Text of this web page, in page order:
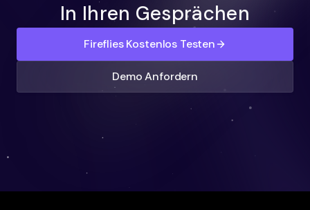
In Ihren Gesprächen
Fireflies Kostenlos Testen
Demo Anfordern